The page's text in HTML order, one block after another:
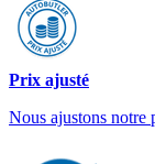
Prix ajusté
Nous ajustons notre